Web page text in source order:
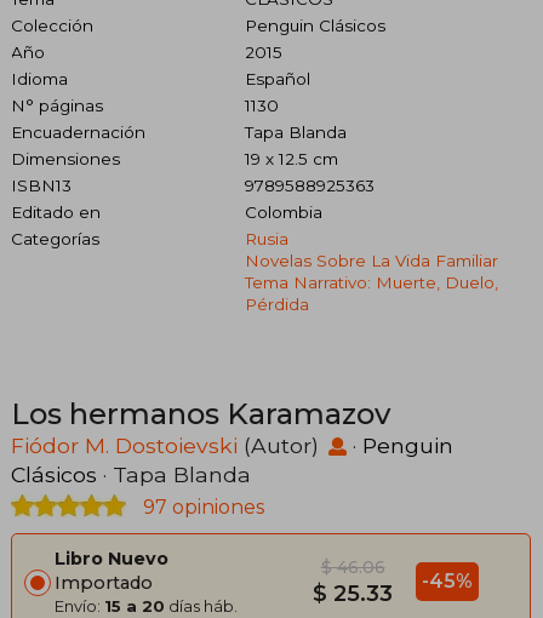
Colección
Penguin Clásicos
Año
2015
Idioma
Español
N° páginas
1130
Encuadernación
Tapa Blanda
Dimensiones
19 x 12.5 cm
ISBN13
9789588925363
Editado en
Colombia
Categorías
Rusia
Novelas Sobre La Vida Familiar
Tema Narrativo: Muerte, Duelo,
Pérdida
Los hermanos Karamazov
Fiódor M. Dostoievski (Autor) · Penguin
Clásicos · Tapa Blanda
97 opiniones
Libro Nuevo
Importado
Envío: 15 a 20 días háb.
$ 46.06
$ 25.33 -45%